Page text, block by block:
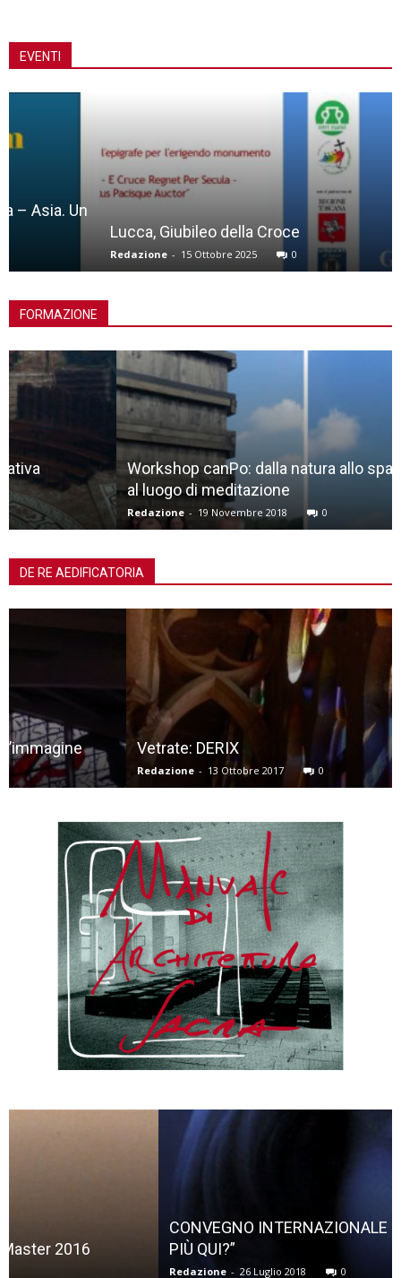
EVENTI
Lucca, Giubileo della Croce
15 Ottobre 2025 0
FORMAZIONE
Workshop canPo: dalla natura allo spazio liminale,
al luogo di meditazione
Redazione 19 Novembre 2018 0
DE RE AEDIFICATORIA
Vetrate: DERIX
Redazione - 13 Ottobre 2017
CONVEGNO INTERNAZIONALE “DIO NON ABITA
PIÙ QUI?”
0